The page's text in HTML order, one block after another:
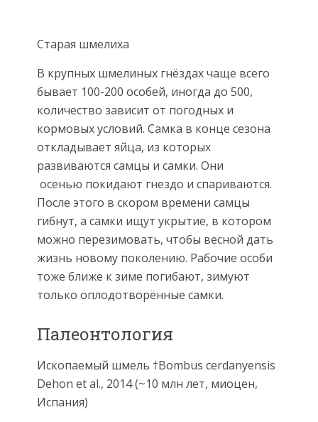
Старая шмелиха
В крупных шмелиных гнёздах чаще всего
бывает 100-200 особей, иногда до 500,
количество зависит от погодных и
кормовых условий. Самка в конце сезона
откладывает яйца, из которых
развиваются самцы и самки. Они
осенью покидают гнездо и спариваются.
После этого в скором времени самцы
гибнут, а самки ищут укрытие, в котором
можно перезимовать, чтобы весной дать
жизнь новому поколению. Рабочие особи
тоже ближе к зиме погибают, зимуют
только оплодотворённые самки.
Палеонтология
Ископаемый шмель †Bombus cerdanyensis
Dehon et al., 2014 (~10 млн лет, миоцен,
Испания)